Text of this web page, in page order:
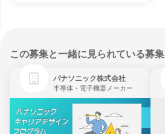
この募集と一緒に見られている募集
パナソニック株式会社
半導体・電子機器メーカー